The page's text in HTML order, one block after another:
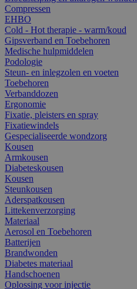
Compressen
EHBO
Cold - Hot therapie - warm/koud
Gipsverband en Toebehoren
Medische hulpmiddelen
Podologie
Steun- en inlegzolen en voeten
Toebehoren
Verbanddozen
Ergonomie
Fixatie, pleisters en spray
Fixatiewindels
Gespecialiseerde wondzorg
Kousen
Armkousen
Diabeteskousen
Kousen
Steunkousen
Aderspatkousen
Littekenverzorging
Materiaal
Aerosol en Toebehoren
Batterijen
Brandwonden
Diabetes materiaal
Handschoenen
Oplossing voor injectie